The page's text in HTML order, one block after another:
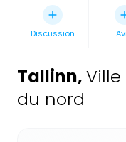
Discussion
Tallinn,
du nord